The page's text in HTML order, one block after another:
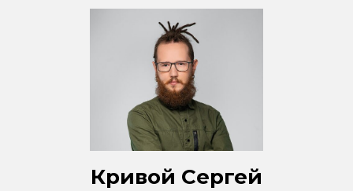
Кривой Сергей